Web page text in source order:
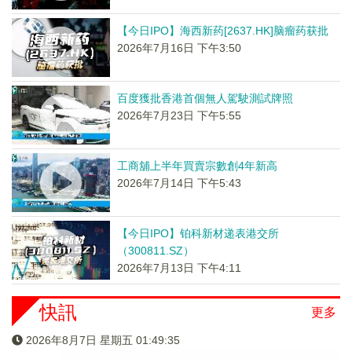
【今日IPO】海西新药[2637.HK]脑瘤药获批
2026年7月16日 下午3:50
百度獲批香港首個無人駕駛測試牌照
2026年7月23日 下午5:55
工商舖上半年買賣宗數創4年新高
2026年7月14日 下午5:43
【今日IPO】铂科新材递表港交所
（300811.SZ）
2026年7月13日 下午4:11
更多
快訊
2026年8月7日 星期五 01:49:36